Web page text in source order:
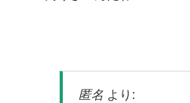
匿名 より: